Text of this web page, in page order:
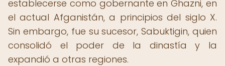
establecerse como gobernante en Ghazni, en
el actual Afganistán, a principios del siglo X.
Sin embargo, fue su sucesor, Sabuktigin, quien
consolidó el poder de la dinastía y la
expandió a otras regiones.